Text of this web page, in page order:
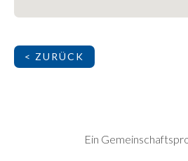
< ZURÜCK
SEITENFUSS
Ein